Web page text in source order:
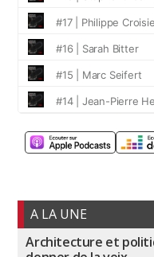
A LA UNE
Architecture et